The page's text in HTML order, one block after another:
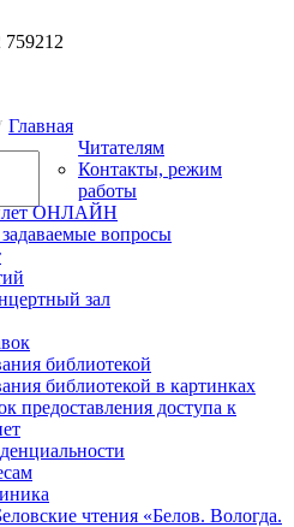
759212
Главная
Читателям
Контакты, режим
работы
ОНЛАЙН
вопросы
зал
библиотекой
библиотекой в картинках
предоставления доступа к
чтения «Белов. Вологда.